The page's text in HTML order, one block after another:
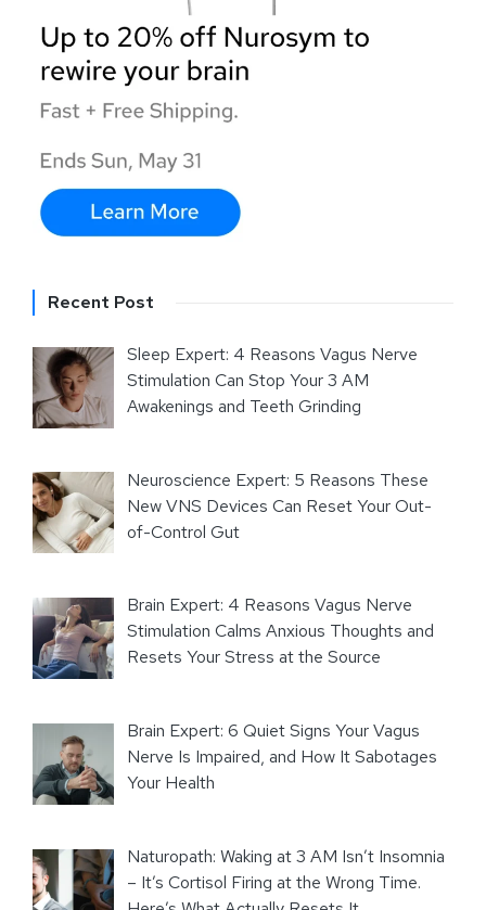
Recent Post
Sleep Expert: 4 Reasons Vagus Nerve
Stimulation Can Stop Your 3 AM
Awakenings and Teeth Grinding
Neuroscience Expert: 5 Reasons These
New VNS Devices Can Reset Your Out-
of-Control Gut
Brain Expert: 4 Reasons Vagus Nerve
Stimulation Calms Anxious Thoughts and
Resets Your Stress at the Source
Brain Expert: 6 Quiet Signs Your Vagus
Nerve Is Impaired, and How It Sabotages
Your Health
Naturopath: Waking at 3 AM Isn’t Insomnia
– It’s Cortisol Firing at the Wrong Time.